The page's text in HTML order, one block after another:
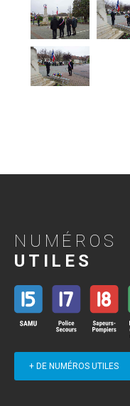
NUMÉROS
UTILES
+ DE NUMÉROS UTILES